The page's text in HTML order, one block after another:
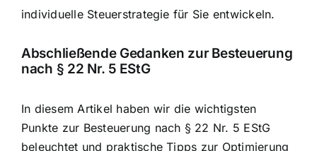
individuelle Steuerstrategie für Sie entwickeln.
Abschließende Gedanken zur Besteuerung
nach § 22 Nr. 5 EStG
In diesem Artikel haben wir die wichtigsten
Punkte zur Besteuerung nach § 22 Nr. 5 EStG
beleuchtet und praktische Tipps zur Optimierung